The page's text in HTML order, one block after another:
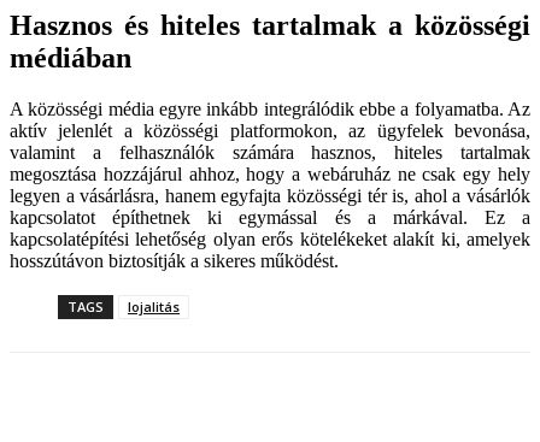
Hasznos és hiteles tartalmak a közösségi
médiában
A közösségi média egyre inkább integrálódik ebbe a folyamatba. Az
aktív jelenlét a közösségi platformokon, az ügyfelek bevonása,
valamint a felhasználók számára hasznos, hiteles tartalmak
megosztása hozzájárul ahhoz, hogy a webáruház ne csak egy hely
legyen a vásárlásra, hanem egyfajta közösségi tér is, ahol a vásárlók
kapcsolatot építhetnek ki egymással és a márkával. Ez a
kapcsolatépítési lehetőség olyan erős kötelékeket alakít ki, amelyek
hosszútávon biztosítják a sikeres működést.
TAGS lojalitás